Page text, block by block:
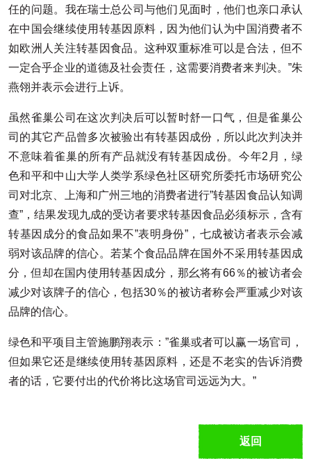
任的问题。我在瑞士总公司与他们见面时，他们也亲口承认
在中国会继续使用转基因原料，因为他们认为中国消费者不
如欧洲人关注转基因食品。这种双重标准可以是合法，但不
一定合乎企业的道德及社会责任，这需要消费者来判决。”朱
燕翎并表示会进行上诉。
虽然雀巢公司在这次判决后可以暂时舒一口气，但是雀巢公
司的其它产品曾多次被验出有转基因成份，所以此次判决并
不意味着雀巢的所有产品就没有转基因成份。今年2月，绿
色和平和中山大学人类学系绿色社区研究所委托市场研究公
司对北京、上海和广州三地的消费者进行”转基因食品认知调
查”，结果发现九成的受访者要求转基因食品必须标示，含有
转基因成分的食品如果不”表明身份”，七成被访者表示会减
弱对该品牌的信心。若某个食品品牌在国外不采用转基因成
分，但却在国内使用转基因成分，那幺将有66％的被访者会
减少对该牌子的信心，包括30％的被访者称会严重减少对该
品牌的信心。
绿色和平项目主管施鹏翔表示：”雀巢或者可以赢一场官司，
但如果它还是继续使用转基因原料，还是不老实的告诉消费
者的话，它要付出的代价将比这场官司远远为大。”
返回